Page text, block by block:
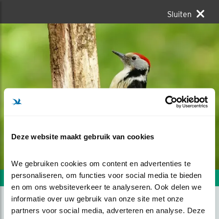
Deze website maakt gebruik van cookies
We gebruiken cookies om content en advertenties te
personaliseren, om functies voor social media te bieden
en om ons websiteverkeer te analyseren. Ook delen we
informatie over uw gebruik van onze site met onze
partners voor social media, adverteren en analyse. Deze
Sluiten
Volgende foto Vorige foto